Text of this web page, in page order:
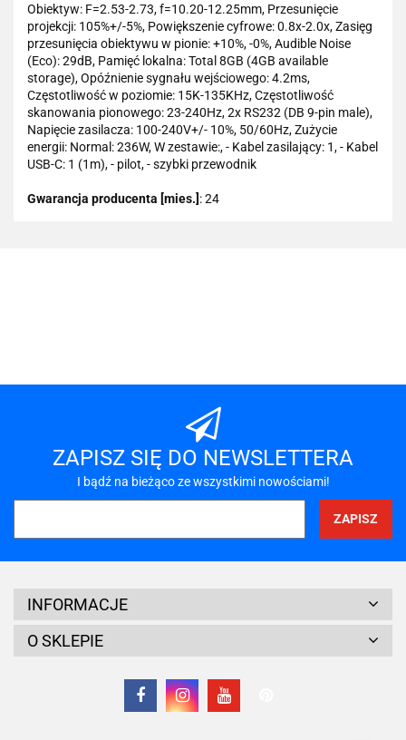
Obiektyw: F=2.53-2.73, f=10.20-12.25mm, Przesunięcie
projekcji: 105%+/-5%, Powiększenie cyfrowe: 0.8x-2.0x, Zasięg
przesunięcia obiektywu w pionie: +10%, -0%, Audible Noise
(Eco): 29dB, Pamięć lokalna: Total 8GB (4GB available
storage), Opóźnienie sygnału wejściowego: 4.2ms,
Częstotliwość w poziomie: 15K-135KHz, Częstotliwość
skanowania pionowego: 23-240Hz, 2x RS232 (DB 9-pin male),
Napięcie zasilacza: 100-240V+/- 10%, 50/60Hz, Zużycie
energii: Normal: 236W, W zestawie:, - Kabel zasilający: 1, - Kabel
USB-C: 1 (1m), - pilot, - szybki przewodnik
Gwarancja producenta [mies.] : 24
A-LAN
ZAPISZ SIĘ DO NEWSLETTERA
I bądź na bieżąco ze wszystkimi nowościami!
INFORMACJE
O SKLEPIE